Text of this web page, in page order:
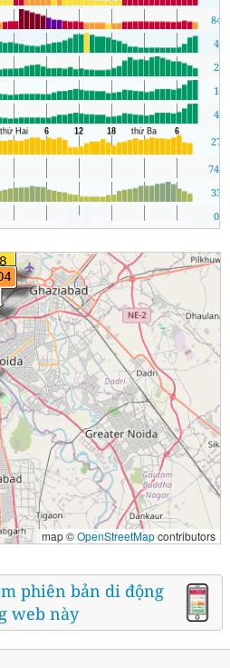
84
4
2
1
4
27
740
33
0
map ©OpenStreetMapcontributors
phiên bản di động
web này